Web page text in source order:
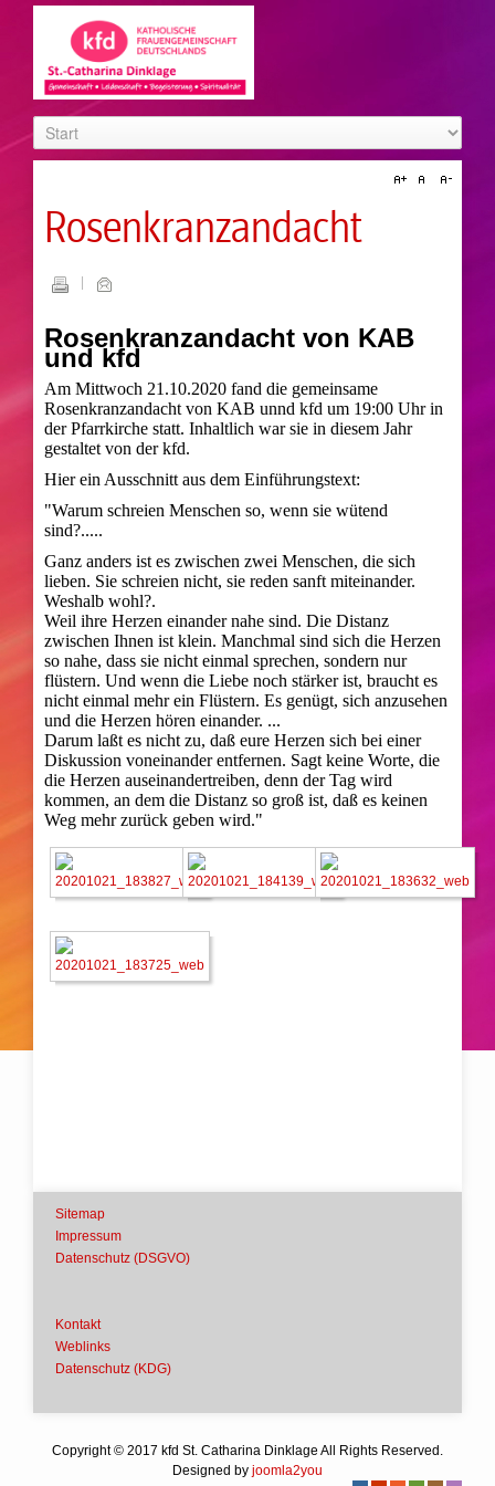
Rosenkranzandacht
Rosenkranzandacht von KAB
und kfd
Am Mittwoch 21.10.2020 fand die gemeinsame
Rosenkranzandacht von KAB unnd kfd um 19:00 Uhr in
der Pfarrkirche statt. Inhaltlich war sie in diesem Jahr
gestaltet von der kfd.
Hier ein Ausschnitt aus dem Einführungstext:
"Warum schreien Menschen so, wenn sie wütend
sind?.....
Ganz anders ist es zwischen zwei Menschen, die sich
lieben. Sie schreien nicht, sie reden sanft miteinander.
Weshalb wohl?.
Weil ihre Herzen einander nahe sind. Die Distanz
zwischen Ihnen ist klein. Manchmal sind sich die Herzen
so nahe, dass sie nicht einmal sprechen, sondern nur
flüstern. Und wenn die Liebe noch stärker ist, braucht es
nicht einmal mehr ein Flüstern. Es genügt, sich anzusehen
und die Herzen hören einander. ...
Darum laßt es nicht zu, daß eure Herzen sich bei einer
Diskussion voneinander entfernen. Sagt keine Worte, die
die Herzen auseinandertreiben, denn der Tag wird
kommen, an dem die Distanz so groß ist, daß es keinen
Weg mehr zurück geben wird."
Sitemap
Impressum
Datenschutz (DSGVO)
Kontakt
Weblinks
Datenschutz (KDG)
Copyright © 2017 kfd St. Catharina Dinklage All Rights Reserved.
Designed by joomla2you